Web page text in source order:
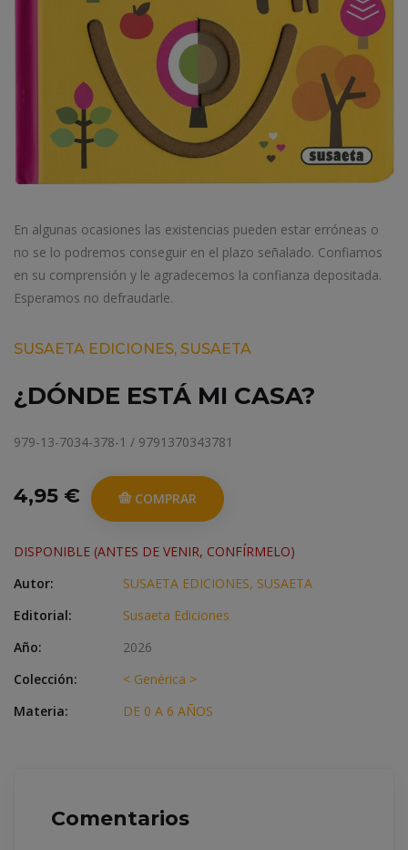
En algunas ocasiones las existencias pueden estar erróneas o
no se lo podremos conseguir en el plazo señalado. Confiamos
en su comprensión y le agradecemos la confianza depositada.
Esperamos no defraudarle.
SUSAETA EDICIONES, SUSAETA
¿DÓNDE ESTÁ MI CASA?
979-13-7034-378-1 / 9791370343781
4,95 € COMPRAR
DISPONIBLE (ANTES DE VENIR, CONFÍRMELO)
Autor:
SUSAETA EDICIONES, SUSAETA
Editorial:
Susaeta Ediciones
Año:
2026
Colección:
< Genérica >
Materia:
DE 0 A 6 AÑOS
Comentarios